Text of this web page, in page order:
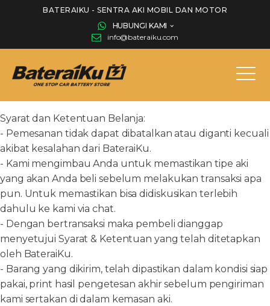
BATERAIKU - SENTRA AKI MOBIL DAN MOTOR
HUBUNGI KAMI
info@bateraiku.com
Syarat dan Ketentuan Belanja:
- Pemesanan tidak dapat dibatalkan atau diganti kecuali
akibat kesalahan dari BateraiKu.
- Kami mengimbau Anda untuk memastikan tipe aki
yang akan Anda beli sebelum melakukan transaksi apa
pun. Untuk memastikan bisa didiskusikan terlebih
dahulu ke kami via chat.
- Dengan bertransaksi maka pembeli dianggap
menyetujui Syarat & Ketentuan yang telah ditetapkan
oleh BateraiKu.
- Barang yang dikirim, telah dipastikan dalam kondisi siap
pakai, print hasil pengetesan akhir sebelum pengiriman
kami sertakan di dalam kemasan aki.